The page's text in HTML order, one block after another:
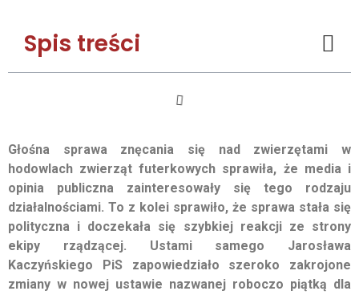
Spis treści
Głośna sprawa znęcania się nad zwierzętami w
hodowlach zwierząt futerkowych sprawiła, że media i
opinia publiczna zainteresowały się tego rodzaju
działalnościami. To z kolei sprawiło, że sprawa stała się
polityczna i doczekała się szybkiej reakcji ze strony
ekipy rządzącej. Ustami samego Jarosława
Kaczyńskiego PiS zapowiedziało szeroko zakrojone
zmiany w nowej ustawie nazwanej roboczo piątką dla